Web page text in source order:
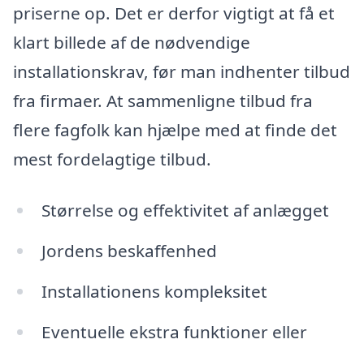
priserne op. Det er derfor vigtigt at få et
klart billede af de nødvendige
installationskrav, før man indhenter tilbud
fra firmaer. At sammenligne tilbud fra
flere fagfolk kan hjælpe med at finde det
mest fordelagtige tilbud.
Størrelse og effektivitet af anlægget
Jordens beskaffenhed
Installationens kompleksitet
Eventuelle ekstra funktioner eller